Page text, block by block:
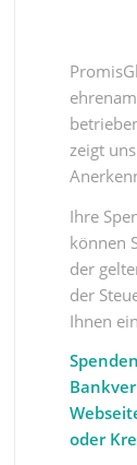
zeigt
Ihre
können
der
der
Ihnen
oder